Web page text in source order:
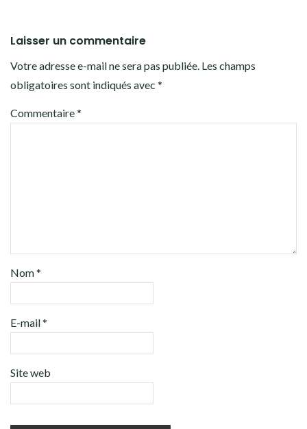
Laisser un commentaire
Votre adresse e-mail ne sera pas publiée. Les champs
obligatoires sont indiqués avec *
Commentaire*
Nom*
E-mail*
Site web